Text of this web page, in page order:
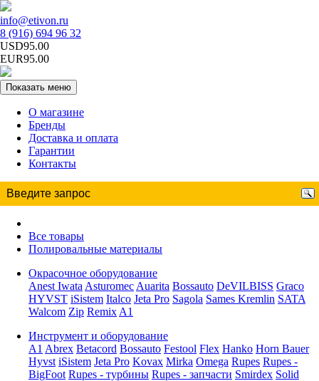
info@etivon.ru
8 (916) 694 96 32
USD95.00
EUR95.00
Показать меню
О магазине
Бренды
Доставка и оплата
Гарантии
Контакты
Все товары
Полировальные материалы
Окрасочное оборудование
Anest Iwata Asturomec Auarita Bossauto DeVILBISS Graco
HYVST iSistem Italco Jeta Pro Sagola Sames Kremlin SATA
Walcom Zip Remix A1
Инструмент и оборудование
A1 Abrex Betacord Bossauto Festool Flex Hanko Horn Bauer
Hyvst iSistem Jeta Pro Kovax Mirka Omega Rupes Rupes -
BigFoot Rupes - турбины Rupes - запчасти Smirdex Solid